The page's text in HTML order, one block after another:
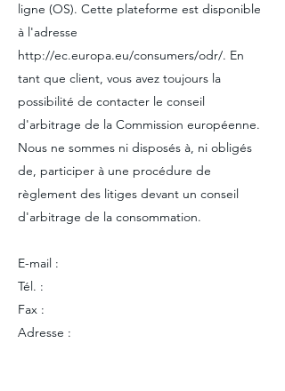
ligne (OS). Cette plateforme est disponible
à l'adresse
http://ec.europa.eu/consumers/odr/. En
tant que client, vous avez toujours la
possibilité de contacter le conseil
d'arbitrage de la Commission européenne.
Nous ne sommes ni disposés à, ni obligés
de, participer à une procédure de
règlement des litiges devant un conseil
d'arbitrage de la consommation.
E-mail :
Tél. :
Fax :
Adresse :